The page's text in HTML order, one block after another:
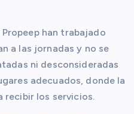
han trabajado
a las jornadas y no se
ni desconsideradas
adecuados, donde la
los servicios.